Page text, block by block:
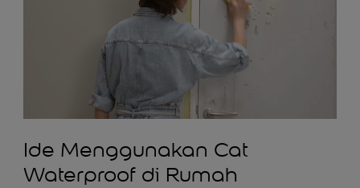
Ide Menggunakan Cat
Waterproof di Rumah